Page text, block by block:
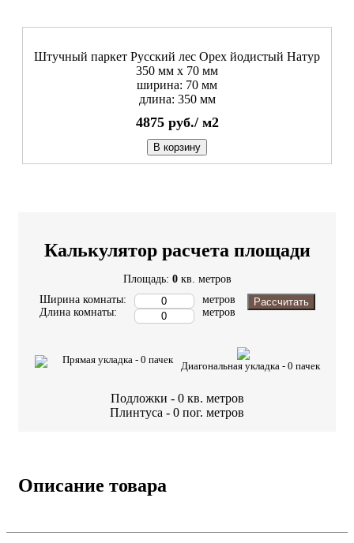
Штучный паркет Русский лес Орех йодистый Натур
350 мм х 70 мм
ширина: 70 мм
длина: 350 мм
4875 руб./ м2
В корзину
Калькулятор расчета площади
Площадь: 0 кв. метров
Ширина комнаты:
Длина комнаты:
метров
метров
Рассчитать
Прямая укладка - 0 пачек
Диагональная укладка - 0 пачек
Подложки - 0 кв. метров
Плинтуса - 0 пог. метров
Описание товара